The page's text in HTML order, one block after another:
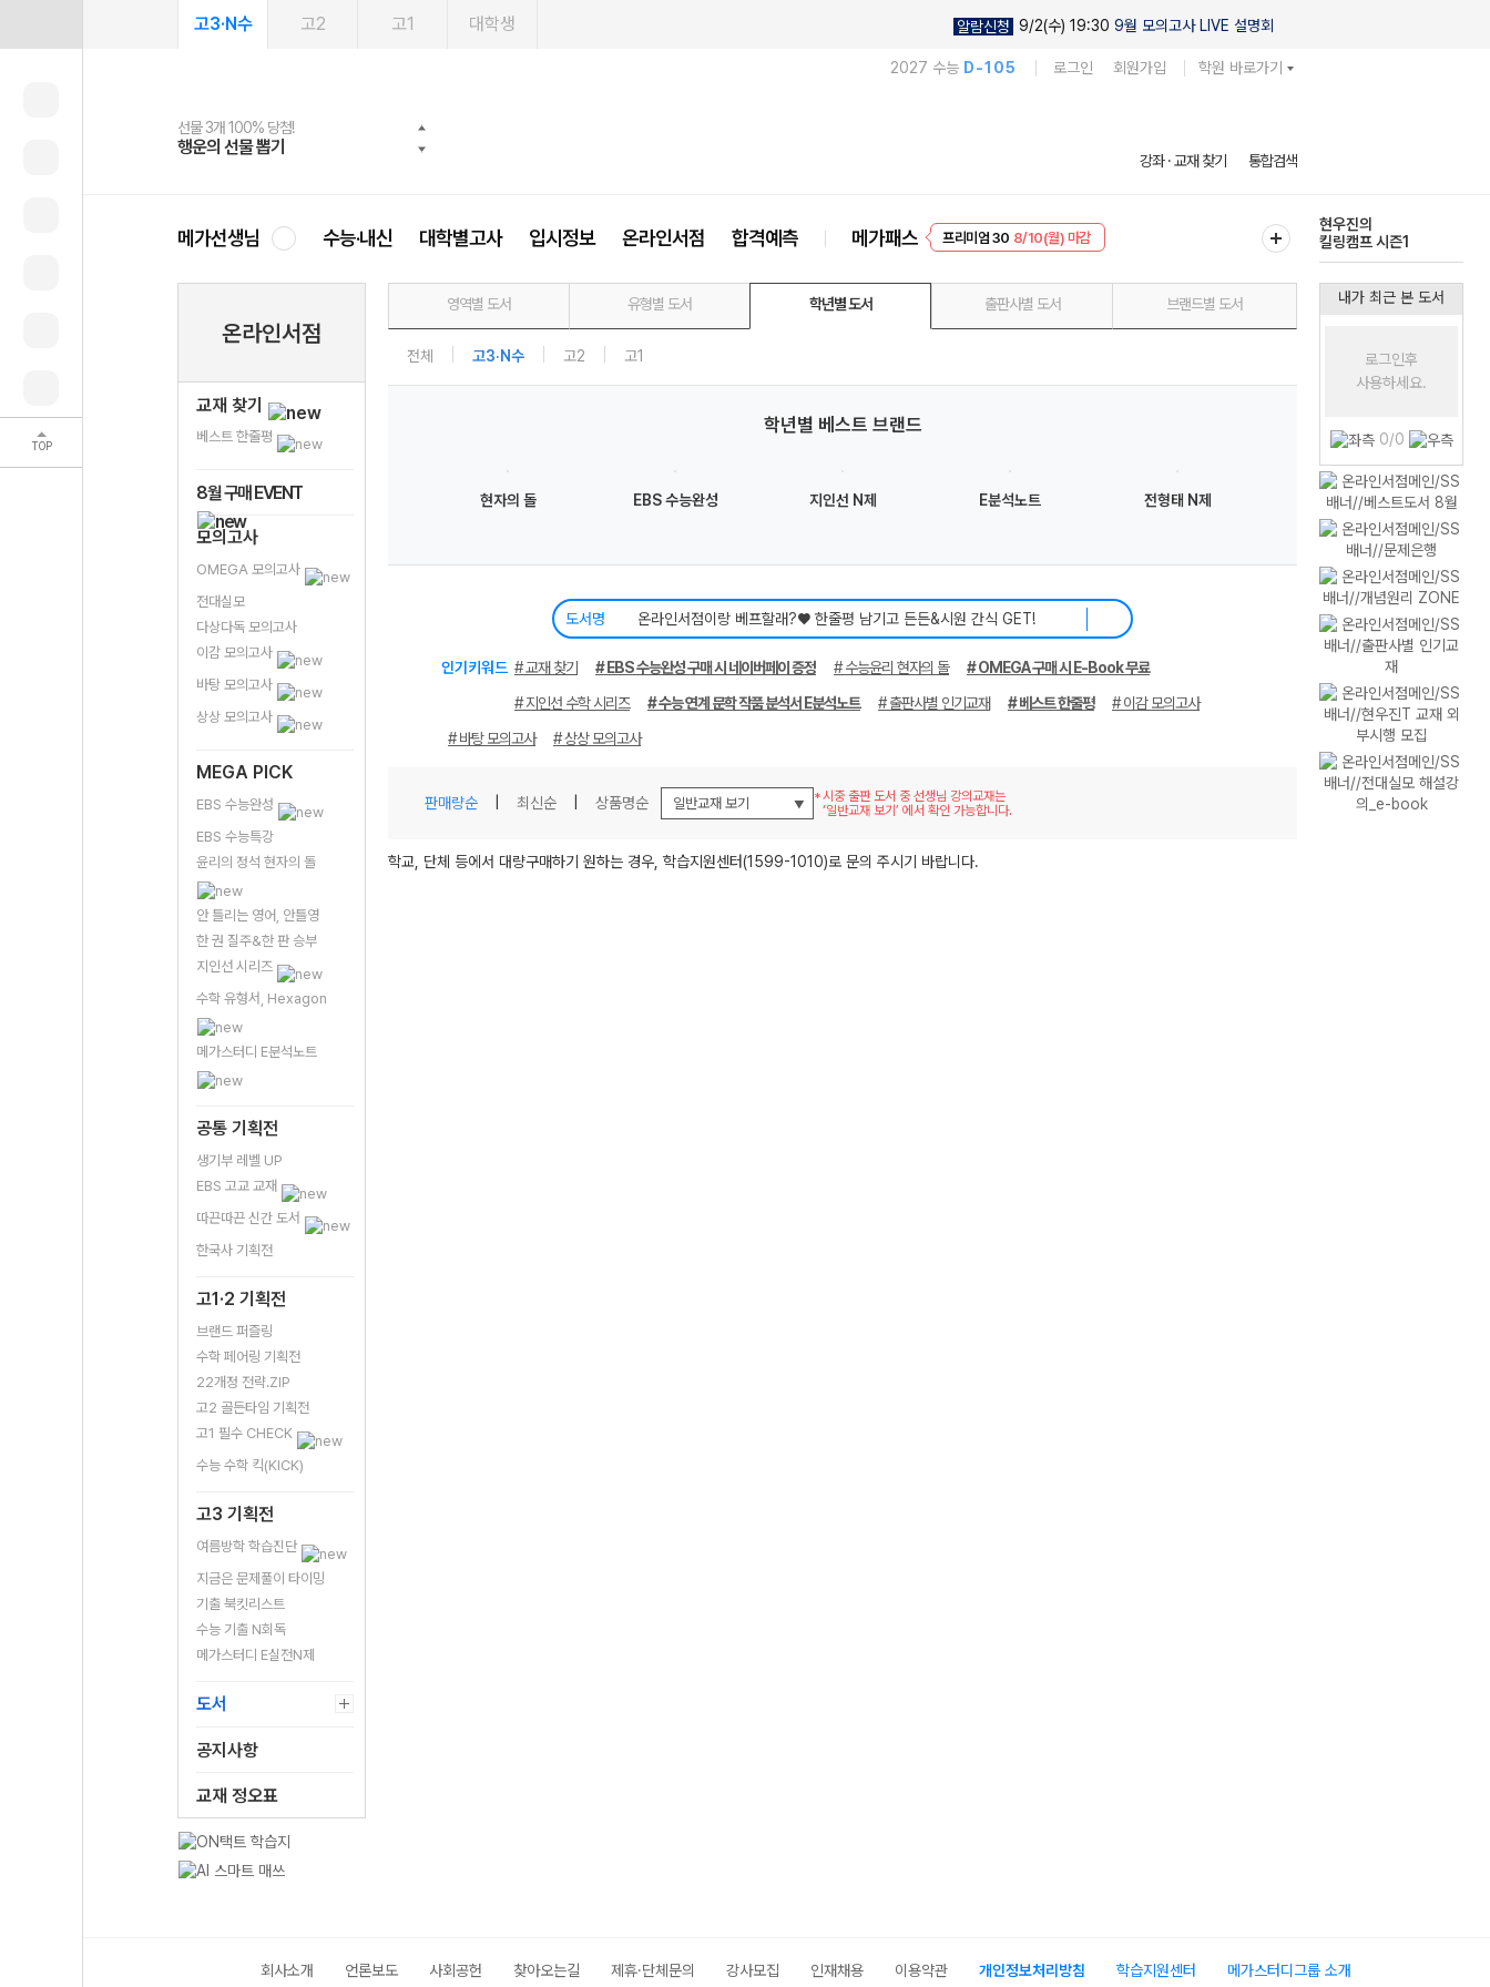
TOP
고3·N수 고2 고1 대학생 알람신청 9/2(수) 19:30 9월 모의고사 LIVE 설명회
2027 수능 D-105 로그인 회원가입 학원 바로가기
메가스터디
선물 3개 100% 당첨!
행운의 선물 뽑기
선물 100% 증정!
메가스터디 X 올리브
여름방학 스터디 캐시백
메가런 썸머스쿨
2027 러셀 단과
강사 공개선발
스마트러닝앱
설문 EVENT
메가패스
3일 무료 체험권
메가패스 수강생 무료혜택!
메가클럽 멤버십
사회공헌 캠페인
희망이룸 메가나눔
강좌 · 교재 찾기 통합검색
메가선생님 수능·내신 대학별고사 입시정보 온라인서점 합격예측 메가패스
프리미엄 30 8/10(월) 마감
현우진의
킬링캠프 시즌1
온라인서점
교재 찾기
베스트 한줄평
8월 구매 EVENT
모의고사
OMEGA 모의고사
전대실모
다상다독 모의고사
이감 모의고사
바탕 모의고사
상상 모의고사
MEGA PICK
EBS 수능완성
EBS 수능특강
윤리의 정석 현자의 돌
안 틀리는 영어, 안틀영
한 권 질주&한 판 승부
지인선 시리즈
수학 유형서, Hexagon
메가스터디 E분석노트
공통 기획전
생기부 레벨 UP
EBS 고교 교재
따끈따끈 신간 도서
한국사 기획전
고1·2 기획전
브랜드 퍼즐링
수학 페어링 기획전
22개정 전략.ZIP
고2 골든타임 기획전
고1 필수 CHECK
수능 수학 킥(KICK)
고3 기획전
여름방학 학습진단
지금은 문제풀이 타이밍
기출 북킷리스트
수능 기출 N회독
메가스터디 E실전N제
도서
공지사항
교재 정오표
영역별 도서 유형별 도서 학년별 도서 출판사별 도서 브랜드별 도서
전체 고3·N수 고2 고1
학년별 베스트 브랜드
현자의 돌 EBS 수능완성 지인선 N제 E분석노트 전형태 N제
도서명
인기키워드 # 교재 찾기 # EBS 수능완성 구매 시 네이버페이 증정 # 수능윤리 현자의 돌
# OMEGA 구매 시 E-Book 무료
# 지인선 수학 시리즈
# 수능 연계 문학 작품 분석서 E분석노트 # 출판사별 인기교재 # 베스트 한줄평
# 이감 모의고사
# 바탕 모의고사
# 상상 모의고사
판매량순 최신순 상품명순
시중 출판 도서 중 선생님 강의교재는
‘일반교재 보기’ 에서 확인 가능합니다.
학교, 단체 등에서 대량구매하기 원하는 경우, 학습지원센터(1599-1010)로 문의 주시기 바랍니다.
내가 최근 본 도서
로그인후
사용하세요.
0/0
회사소개 언론보도 사회공헌 찾아오는길 제휴·단체문의 강사모집 인재채용 이용약관 개인정보처리방침 학습지원센터 메가스터디그룹 소개